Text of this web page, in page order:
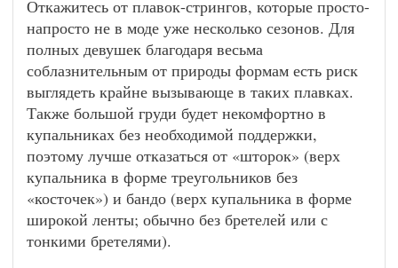
Откажитесь от плавок-стрингов, которые просто-
напросто не в моде уже несколько сезонов. Для
полных девушек благодаря весьма
соблазнительным от природы формам есть риск
выглядеть крайне вызывающе в таких плавках.
Также большой груди будет некомфортно в
купальниках без необходимой поддержки,
поэтому лучше отказаться от «шторок» (верх
купальника в форме треугольников без
«косточек») и бандо (верх купальника в форме
широкой ленты; обычно без бретелей или с
тонкими бретелями).